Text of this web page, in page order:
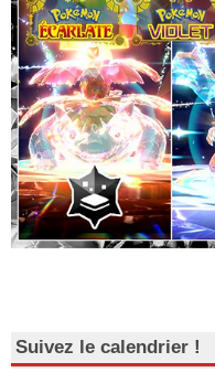
Suivez le calendrier !